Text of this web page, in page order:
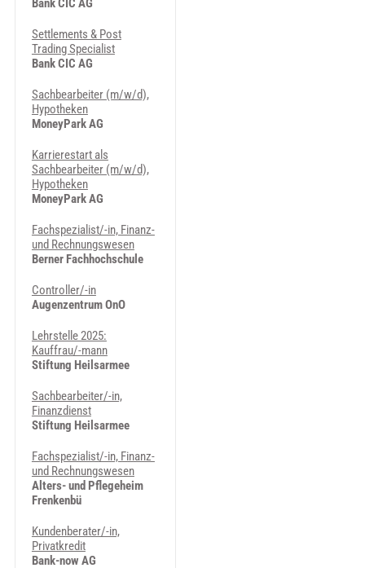
Bank CIC AG
Settlements & Post
Trading Specialist
Bank CIC AG
Sachbearbeiter (m/w/d),
Hypotheken
MoneyPark AG
Karrierestart als
Sachbearbeiter (m/w/d),
Hypotheken
MoneyPark AG
Fachspezialist/-in, Finanz-
und Rechnungswesen
Berner Fachhochschule
Controller/-in
Augenzentrum OnO
Lehrstelle 2025:
Kauffrau/-mann
Stiftung Heilsarmee
Sachbearbeiter/-in,
Finanzdienst
Stiftung Heilsarmee
Fachspezialist/-in, Finanz-
und Rechnungswesen
Alters- und Pflegeheim
Frenkenbü
Kundenberater/-in,
Privatkredit
Bank-now AG